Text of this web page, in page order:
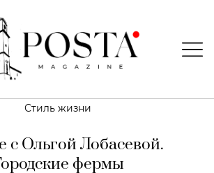
Стиль жизни
с Ольгой Лобасевой.
фермы